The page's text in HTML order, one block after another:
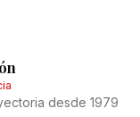
desde 1979